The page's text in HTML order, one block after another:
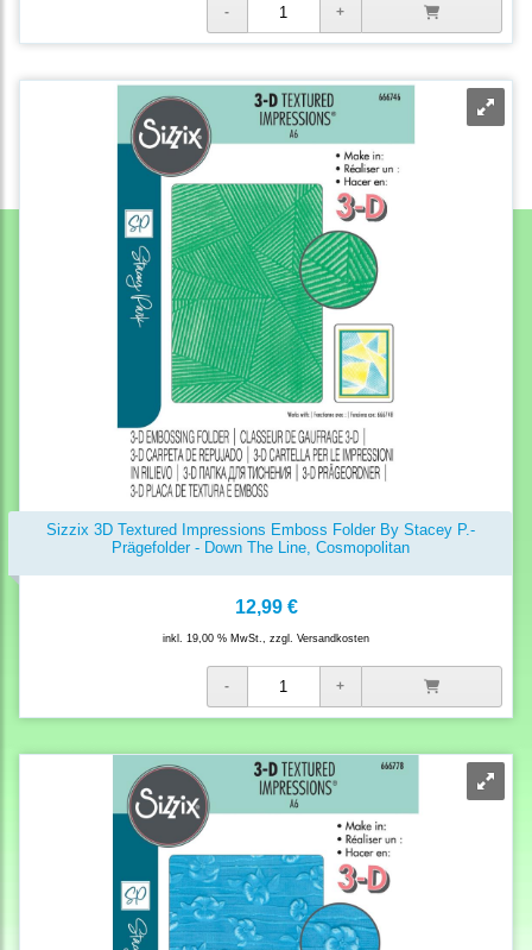
Sizzix 3D Textured Impressions Emboss Folder By Stacey P.-
Prägefolder - Down The Line, Cosmopolitan
12,99 €
inkl. 19,00 % MwSt., zzgl. Versandkosten